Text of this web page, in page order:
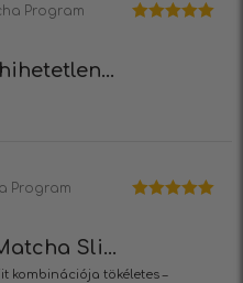
Program
Program
Sli...
kombinációja tökéletes –